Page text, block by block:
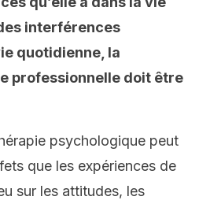
interférences
quotidienne, la
professionnelle doit être
psychologique peut
que les expériences de
sur les attitudes, les